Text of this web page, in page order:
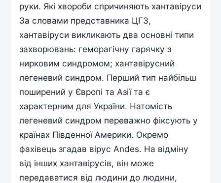
руки. Які хвороби спричиняють хантавіруси
За словами представника ЦГЗ,
хантавіруси викликають два основні типи
захворювань: геморагічну гарячку з
нирковим синдромом; хантавірусний
легеневий синдром. Перший тип найбільш
поширений у Європі та Азії та є
характерним для України. Натомість
легеневий синдром переважно фіксують у
країнах Південної Америки. Окремо
фахівець згадав вірус Andes. На відміну
від інших хантавірусів, він може
передаватися від людини до людини,